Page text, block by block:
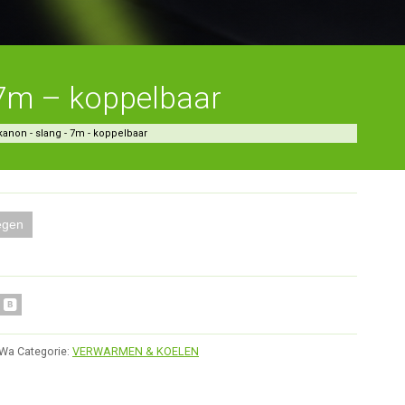
– koppelbaar
- slang - 7m - koppelbaar
Categorie: VERWARMEN & KOELEN